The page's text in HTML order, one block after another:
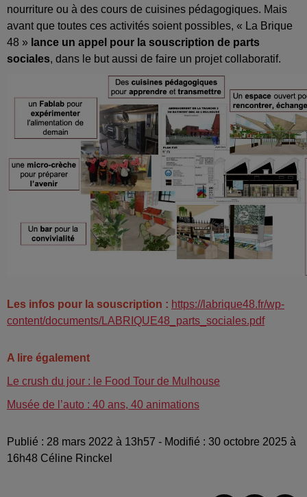
nourriture ou à des cours de cuisines pédagogiques. Mais
avant que toutes ces activités soient possibles, « La Brique
48 » lance un appel pour la souscription de parts
sociales, dans le but aussi de faire un projet collaboratif.
Les infos pour la souscription : https://labrique48.fr/wp-
content/documents/LABRIQUE48_parts_sociales.pdf
A lire également
Le crush du jour : le Food Tour de Mulhouse
Musée de l’auto : 40 ans, 40 animations
Publié : 28 mars 2022 à 13h57 - Modifié : 30 octobre 2025 à
16h48 Céline Rinckel